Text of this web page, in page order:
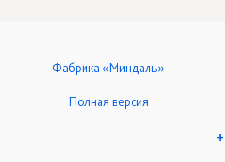
Фабрика «Миндаль»
Полная версия